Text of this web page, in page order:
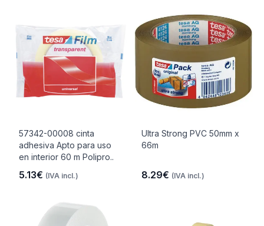
57342-00008 cinta
adhesiva Apto para uso
en interior 60 m Polipro..
5.13€ (IVA incl.)
Ultra Strong PVC 50mm x
66m
8.29€ (IVA incl.)